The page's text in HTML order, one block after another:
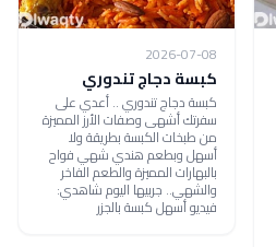
2026-07-08
كبسة دجاج تندوري
كبسة دجاج تندوري .. أعدي على
سفرتك أشهى وصفات الأرز المميزة
من طبخات الكبسة بطريقة ولا
أسهل وبطعم هندي شهي فواح
بالبهارات المميزة والطعم الفاخر
والشهي.. جربيها اليوم شاهدي:
فيديو أسهل كبسة بالجزر